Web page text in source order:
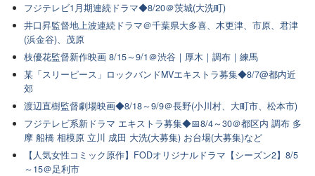
フジテレビ1月期連続ドラマ◆8/20＠茨城(大洗町)
井口昇監督地上波連続ドラマ＠千葉県大多喜、木更津、市原、君津
(浜金谷)、茂原
枝優花監督新作映画 8/15～9/1＠渋谷｜厚木｜調布｜練馬
某「スリーピース」ロックバンドMVエキストラ募集◆8/7@都内近
郊
渡辺直樹監督劇場映画◆8/18～9/9＠長野(小川村、大町市、松本市)
フジテレビ系新ドラマ エキストラ募集◆📅8/4～30＠都区内 調布 多
摩 船橋 相模原 立川 成田 大洗(大募集) お台場(大募集)など
【人気女性コミック原作】FODオリジナルドラマ【シーズン2】8/5
～15＠足利市